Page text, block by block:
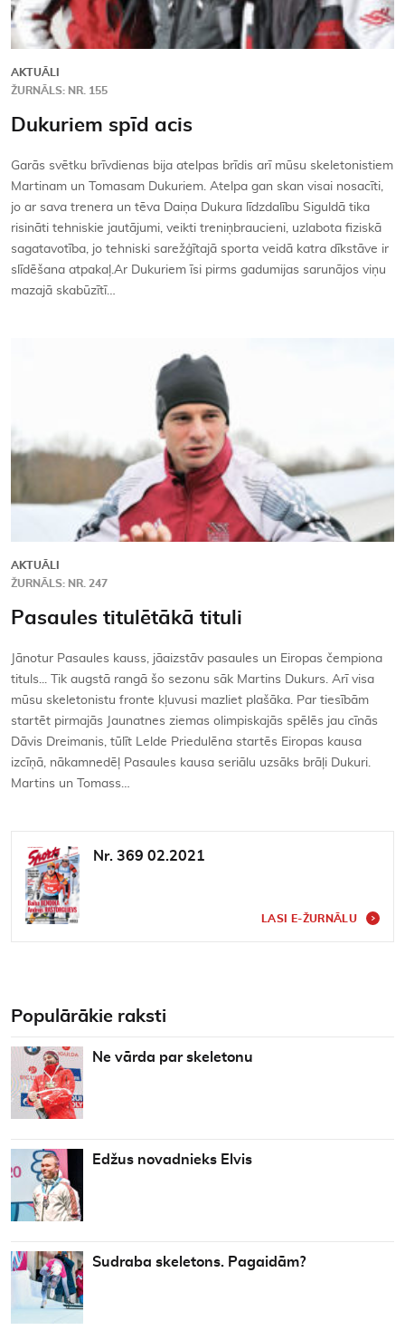
AKTUĀLI
ŽURNĀLS: NR. 155
Dukuriem spīd acis
Garās svētku brīvdienas bija atelpas brīdis arī mūsu skeletonistiem
Martinam un Tomasam Dukuriem. Atelpa gan skan visai nosacīti,
jo ar sava trenera un tēva Daiņa Dukura līdzdalību Siguldā tika
risināti tehniskie jautājumi, veikti treniņbraucieni, uzlabota fiziskā
sagatavotība, jo tehniski sarežģītajā sporta veidā katra dīkstāve ir
slīdēšana atpakaļ.Ar Dukuriem īsi pirms gadumijas sarunājos viņu
mazajā skabūzītī…
AKTUĀLI
ŽURNĀLS: NR. 247
Pasaules titulētākā tituli
Jānotur Pasaules kauss, jāaizstāv pasaules un Eiropas čempiona
tituls... Tik augstā rangā šo sezonu sāk Martins Dukurs. Arī visa
mūsu skeletonistu fronte kļuvusi mazliet plašāka. Par tiesībām
startēt pirmajās Jaunatnes ziemas olimpiskajās spēlēs jau cīnās
Dāvis Dreimanis, tūlīt Lelde Priedulēna startēs Eiropas kausa
izcīņā, nākamnedēļ Pasaules kausa seriālu uzsāks brāļi Dukuri.
Martins un Tomass…
Nr. 369 02.2021
LASI E-ŽURNĀLU
Populārākie raksti
Ne vārda par skeletonu
Edžus novadnieks Elvis
Sudraba skeletons. Pagaidām?